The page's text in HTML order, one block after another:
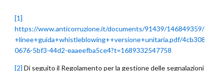
[1]
https://www.anticorruzione.it/documents/91439/146849359/
+linee+guida+whistleblowing++versione+unitaria.pdf/4cb30860-
0676-5bf3-44d2-eaaeefba5ce4?t=1689332547758
[2] Di seguito il Regolamento per la gestione delle segnalazioni